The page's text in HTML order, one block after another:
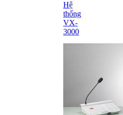
Hệ
thống
VX-
3000